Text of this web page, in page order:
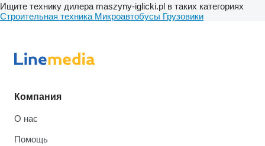
Ищите технику дилера maszyny-iglicki.pl в таких категориях
Строительная техника Микроавтобусы Грузовики
Компания
О нас
Помощь